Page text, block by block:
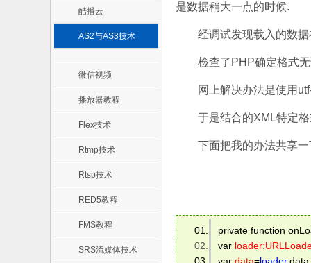
酷播云
AS2与AS3技术
微信视频
播放器教程
Flex技术
Rtmp技术
Rtsp技术
RED5教程
FMS教程
SRS流媒体技术
是数据稍大一点的时候.
经调试发现载入的数据
检查了PHP确定格式无
网上解决办法是使用utf-
于是结合的XML特定格
下面把我的办法共享一
private function
var